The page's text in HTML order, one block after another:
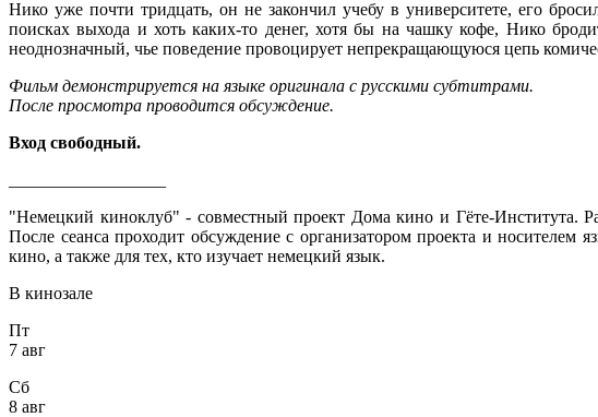
Нико уже почти тридцать, он не закончил учебу в университете, его
поисках выхода и хоть каких-то денег, хотя бы на чашку кофе, Нико
неоднозначный, чье поведение провоцирует непрекращающуюся цепь
Фильм демонстрируется на языке оригинала с русскими субтитрами.
После просмотра проводится обсуждение.
Вход свободный.
"Немецкий киноклуб" - совместный проект Дома кино и Гёте-Института.
После сеанса проходит обсуждение с организатором проекта и
кино, а также для тех, кто изучает немецкий язык.
В кинозале
Пт
7 авг
Сб
8 авг